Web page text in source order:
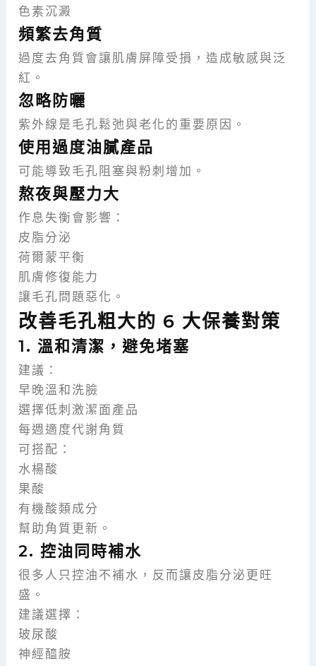
色素沉澱
頻繁去角質
過度去角質會讓肌膚屏障受損，造成敏感與泛
紅。
忽略防曬
紫外線是毛孔鬆弛與老化的重要原因。
使用過度油膩產品
可能導致毛孔阻塞與粉刺增加。
熬夜與壓力大
作息失衡會影響：
皮脂分泌
荷爾蒙平衡
肌膚修復能力
讓毛孔問題惡化。
改善毛孔粗大的 6 大保養對策
1. 溫和清潔，避免堵塞
建議：
早晚溫和洗臉
選擇低刺激潔面產品
每週適度代謝角質
可搭配：
水楊酸
果酸
有機酸類成分
幫助角質更新。
2. 控油同時補水
很多人只控油不補水，反而讓皮脂分泌更旺
盛。
建議選擇：
玻尿酸
神經醯胺